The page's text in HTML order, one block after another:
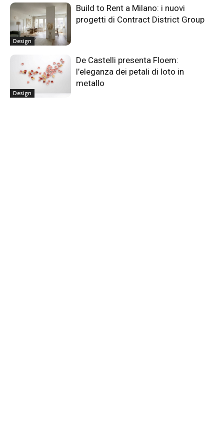
Design
Build to Rent a Milano: i nuovi
progetti di Contract District Group
Design
De Castelli presenta Floem:
l’eleganza dei petali di loto in
metallo